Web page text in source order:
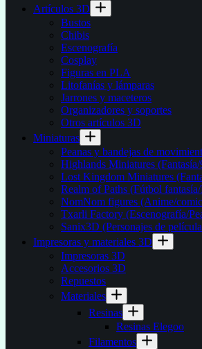
Artículos 3D
Bustos
Chibis
Escenografía
Cosplay
Figuras en PLA
Litofanías y lámparas
Jarrones y maceteros
Organizadores y soportes
Otros artículos 3D
Miniaturas
Peanas y bandejas de
Highlands Miniatures
Lost Kingdom Miniatures
Realm of Paths (Fútbol
NomNom figures (Anime/
Txarli Factory (Escenografía/
Sanix3D (Personajes de
Impresoras y materiales 3D
Impresoras 3D
Accesorios 3D
Repuestos
Materiales
Resinas
Resinas Elegoo
Filamentos